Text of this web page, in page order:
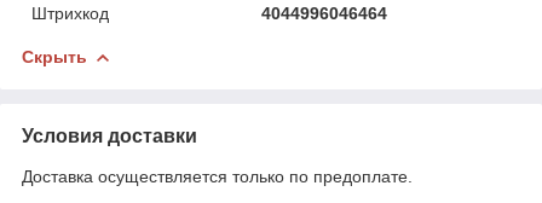
Штрихкод
4044996046464
Скрыть
Условия доставки
Доставка осуществляется только по предоплате.